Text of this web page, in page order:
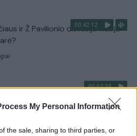
My Personal Information
the sale, sharing to third parties, or
00:42:12
ir Ž Pavilionio diskusija: Rusija
00:02:33
Dunojaus vandens lygio –
turistai įtūžę